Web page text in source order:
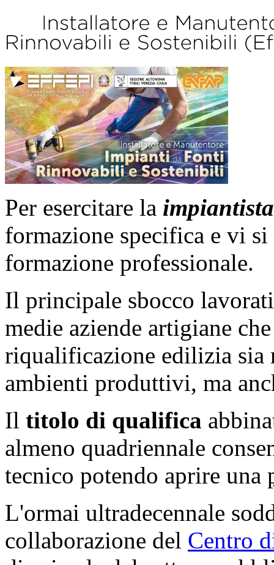
Per esercitare la
formazione specifica e vi
formazione professionale.
Il principale sbocco
medie aziende artigiane
riqualificazione edilizia sia
ambienti produttivi, ma
Il titolo di qualifica
almeno quadriennale
tecnico potendo aprire una
L'ormai ultradecennale
collaborazione del Centro